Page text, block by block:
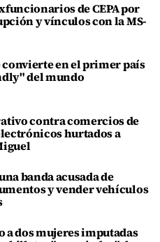
de CEPA por
y vínculos con la MS-
convierte en el primer país
del mundo
contra comercios de
hurtados a
banda acusada de
y vender vehículos
a dos mujeres imputadas